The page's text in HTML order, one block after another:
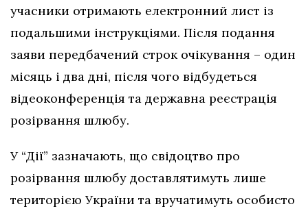
учасники отримають електронний лист із
подальшими інструкціями. Після подання
заяви передбачений строк очікування – один
місяць і два дні, після чого відбудеться
відеоконференція та державна реєстрація
розірвання шлюбу.
У “Дії” зазначають, що свідоцтво про
розірвання шлюбу доставлятимуть лише
територією України та вручатимуть особисто